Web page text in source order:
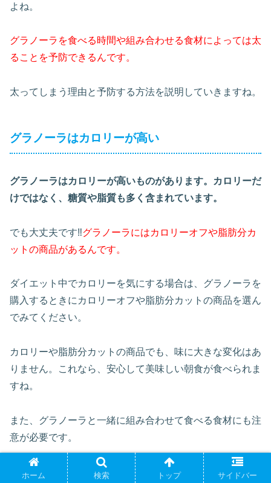
よね。
グラノーラを食べる時間や組み合わせる食材によっては太
ることを予防できるんです。
太ってしまう理由と予防する方法を説明していきますね。
グラノーラはカロリーが高い
グラノーラはカロリーが高いものがあります。カロリーだ
けではなく、糖質や脂質も多く含まれています。
でも大丈夫です‼グラノーラにはカロリーオフや脂肪分カ
ットの商品があるんです。
ダイエット中でカロリーを気にする場合は、グラノーラを
購入するときにカロリーオフや脂肪分カットの商品を選ん
でみてください。
カロリーや脂肪分カットの商品でも、味に大きな変化はあ
りません。これなら、安心して美味しい朝食が食べられま
すね。
また、グラノーラと一緒に組み合わせて食べる食材にも注
意が必要です。
牛乳は朝食でよく飲まれていることも多いですね。牛乳に
ホーム 検索 トップ サイドバー